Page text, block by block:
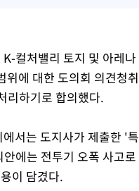
컬처밸리 토지 및 아레
위에 대한 도의회 의견청
리하기로 합의했다.
서는 도지사가 제출한 '
에는 전투기 오폭 사고
이 담겼다.